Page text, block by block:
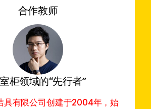
合作教师
柜领域的“先行者”
具有限公司创建于2004年，始